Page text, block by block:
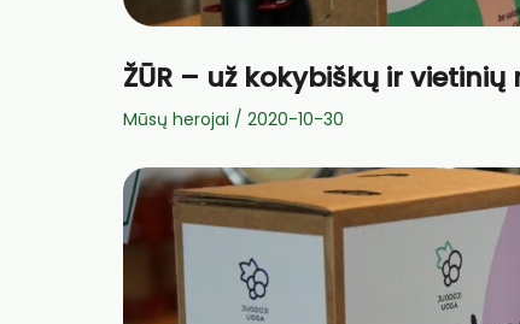
ŽŪR – už kokybiškų ir
Mūsų herojai / 2020-10-30